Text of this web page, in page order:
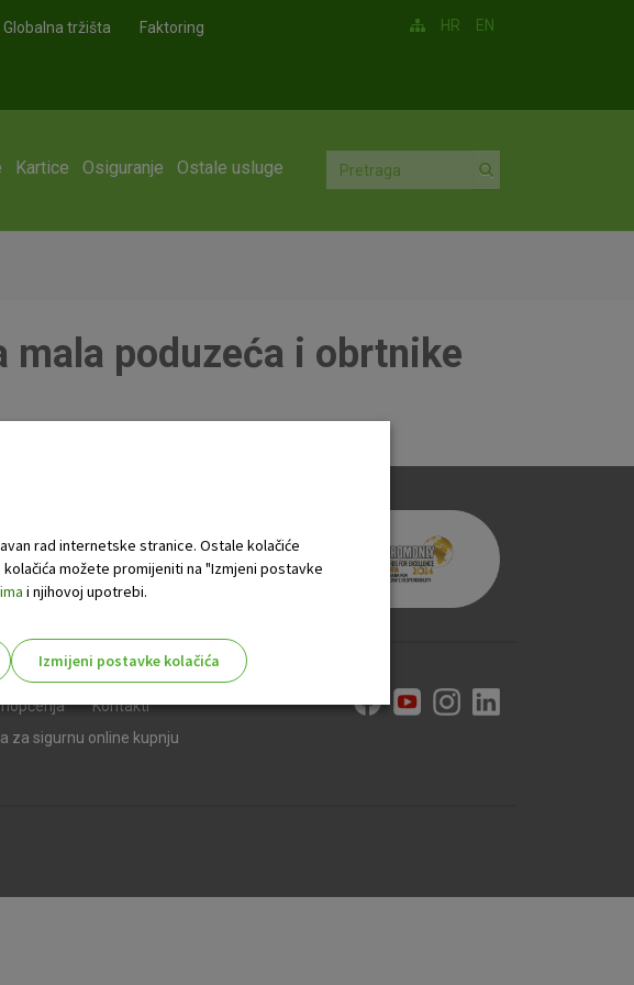
Globalna tržišta Faktoring HR EN
Kartice Osiguranje Ostale usluge
mala poduzeća i obrtnike
Kontakti
za sigurnu online kupnju
rad internetske stranice. Ostale kolačiće
možete promijeniti na "Izmjeni postavke
i njihovoj upotrebi.
Izmijeni postavke kolačića